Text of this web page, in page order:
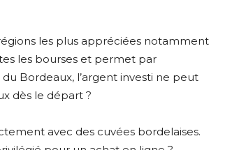
les plus appréciées notamment
les bourses et permet par
Bordeaux, l’argent investi ne peut
dès le départ ?
avec des cuvées bordelaises.